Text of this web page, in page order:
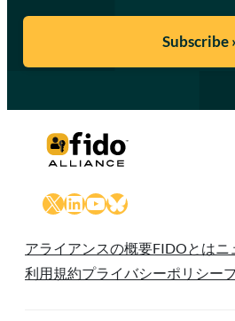
X LinkedIn
YouTube
Bluesky
アライアンスの概要FIDOとは ニ
利用規約プライバシーポリシー